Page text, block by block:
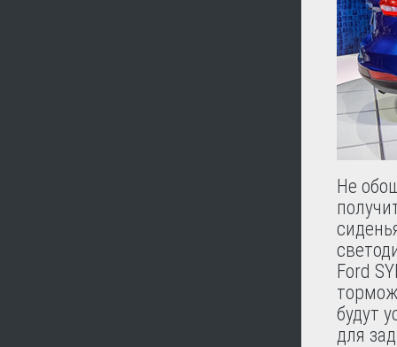
Не
Ford
будут
для